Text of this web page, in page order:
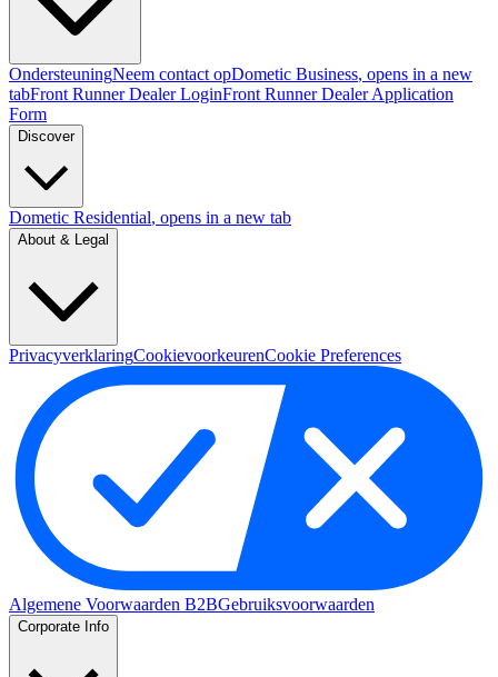
OndersteuningNeem contact opDometic Business, opens in a new
tabFront Runner Dealer LoginFront Runner Dealer Application
Form
Discover
Dometic Residential, opens in a new tab
About & Legal
PrivacyverklaringCookievoorkeurenCookie Preferences
Algemene Voorwaarden B2BGebruiksvoorwaarden
Corporate Info